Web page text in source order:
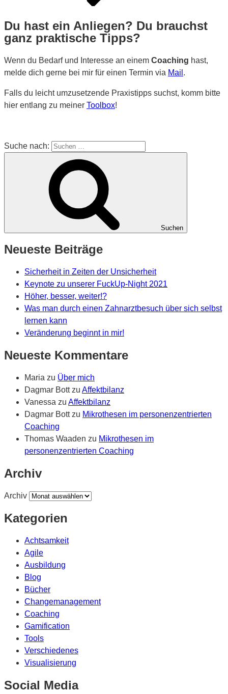
Du hast ein Anliegen? Du brauchst
ganz praktische Tipps?
Wenn du Bedarf und Interesse an einem Coaching hast,
melde dich gerne bei mir für einen Termin via Mail .
Falls du leicht umzusetzende Praxistipps suchst, komm bitte
hier entlang zu meiner Toolbox!
Suche nach:
Suchen
Neueste Beiträge
Sicherheit in Zeiten der Unsicherheit
Keynote zu unserer FuckUp-Night 2021
Höher, besser, weiter!?
Was man durch einen Zahnarztbesuch über sich selbst
lernen kann
Veränderung beginnt in mir!
Neueste Kommentare
Maria zu Über mich
Dagmar Bottzu Affektbilanz
Vanessa zu Affektbilanz
Dagmar Bottzu Mikrothesen im personenzentrierten
Coaching
Thomas Waaden zu Mikrothesen im
personenzentrierten Coaching
Archiv
Archiv
Kategorien
Achtsamkeit
Agile
Ausbildung
Blog
Bücher
Changemanagement
Coaching
Gamification
Tools
Verschiedenes
Visualisierung
Social Media